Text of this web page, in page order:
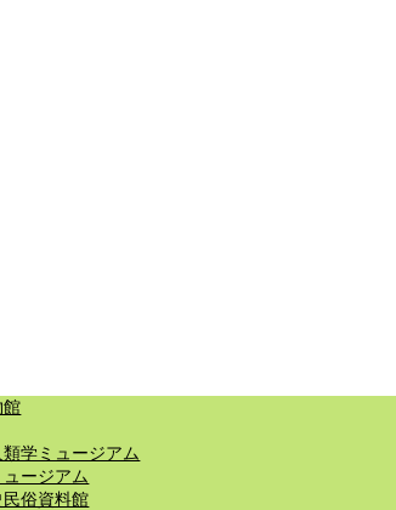
館
学ミュージアム
ージアム
俗資料館